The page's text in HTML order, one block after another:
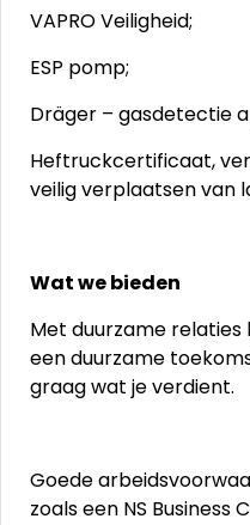
VAPRO Veiligheid;
ESP pomp;
Dräger – gasdetectie
Heftruckcertificaat,
veilig verplaatsen van
Wat we bieden
Met duurzame relaties
een duurzame
graag wat je verdient.
Goede
zoals een NS Business